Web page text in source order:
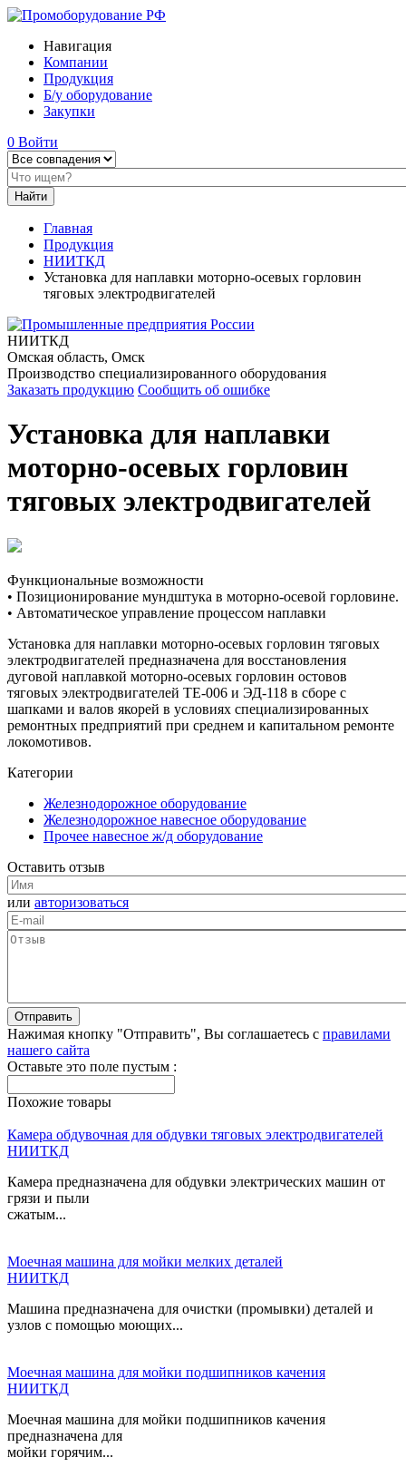
Навигация
Компании
Продукция
Б/у оборудование
Закупки
0 Войти
Главная
Продукция
НИИТКД
Установка для наплавки моторно-осевых горловин
тяговых электродвигателей
НИИТКД
Омская область, Омск
Производство специализированного оборудования
Заказать продукцию Сообщить об ошибке
Установка для наплавки
моторно-осевых горловин
тяговых электродвигателей
Функциональные возможности
• Позиционирование мундштука в моторно-осевой горловине.
• Автоматическое управление процессом наплавки
Установка для наплавки моторно-осевых горловин тяговых
электродвигателей предназначена для восстановления
дуговой наплавкой моторно-осевых горловин остовов
тяговых электродвигателей ТЕ-006 и ЭД-118 в сборе с
шапками и валов якорей в условиях специализированных
ремонтных предприятий при среднем и капитальном ремонте
локомотивов.
Категории
Железнодорожное оборудование
Железнодорожное навесное оборудование
Прочее навесное ж/д оборудование
Оставить отзыв
или авторизоваться
Нажимая кнопку "Отправить", Вы соглашаетесь с правилами
нашего сайта
Оставьте это поле пустым :
Похожие товары
Камера обдувочная для обдувки тяговых электродвигателей
НИИТКД
Камера предназначена для обдувки электрических машин от
грязи и пыли
сжатым...
Моечная машина для мойки мелких деталей
НИИТКД
Машина предназначена для очистки (промывки) деталей и
узлов с помощью моющих...
Моечная машина для мойки подшипников качения
НИИТКД
Моечная машина для мойки подшипников качения
предназначена для
мойки горячим...